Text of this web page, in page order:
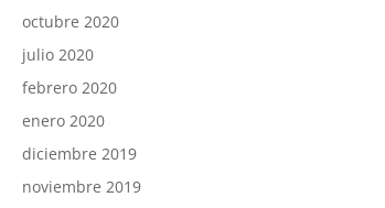
octubre 2020
julio 2020
febrero 2020
enero 2020
diciembre 2019
noviembre 2019